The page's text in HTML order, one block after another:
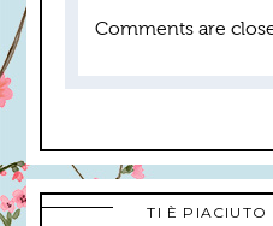
Comments are
TI È PIACIUTO